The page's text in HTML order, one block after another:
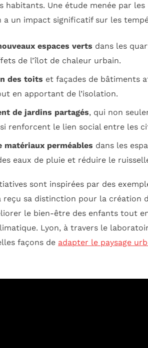
habitants. Une étude menée par
a un impact significatif sur les
espaces verts dans les
de l’îlot de chaleur urbain.
des toits et façades de bâtiments
en apportant de l’isolation.
de jardins partagés, qui non
renforcent le lien social entre les
matériaux perméables dans les
eaux de pluie et réduire le
sont inspirées par des
reçu sa distinction pour la création
le bien-être des enfants tout
Lyon, à travers le
façons de adapter le paysage